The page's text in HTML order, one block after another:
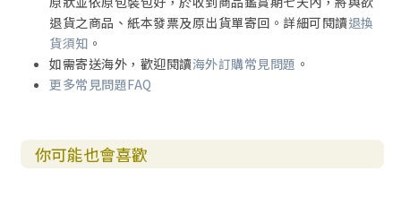
退貨之商品、紙本發票及原出貨單寄回。詳細可閱讀退換
貨須知 。
如需寄送海外，歡迎閱讀海外訂購常見問題 。
更多常見問題FAQ
你可能也會喜歡